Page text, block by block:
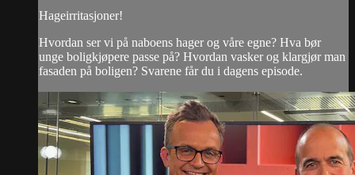
Hageirritasjoner!
Hvordan ser vi på naboens hager og våre egne? Hva bør
unge boligkjøpere passe på? Hvordan vasker og klargjør man
fasaden på boligen? Svarene får du i dagens episode.